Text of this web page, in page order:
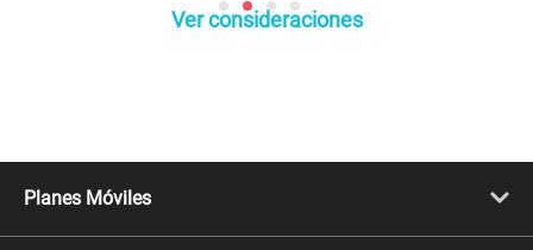
Ver consideraciones
Planes Móviles